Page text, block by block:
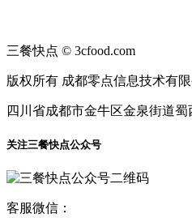
三餐快点 © 3cfood.com
版权所有 成都零点信息技术有限
四川省成都市金牛区金泉街道
关注三餐快点公众号
客服微信：